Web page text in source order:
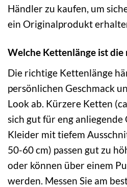
Händler zu kaufen, um
ein Originalprodukt
Welche Kettenlänge ist
Die richtige Kettenlänge
persönlichen Geschmack
Look ab. Kürzere Ketten
sich gut für eng
Kleider mit tiefem
50-60 cm) passen gut zu
oder können über einem
werden. Messen Sie am